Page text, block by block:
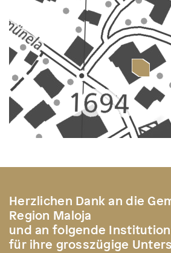
Herzlichen Dank an die
Region Maloja
und an folgende
für ihre grosszügige